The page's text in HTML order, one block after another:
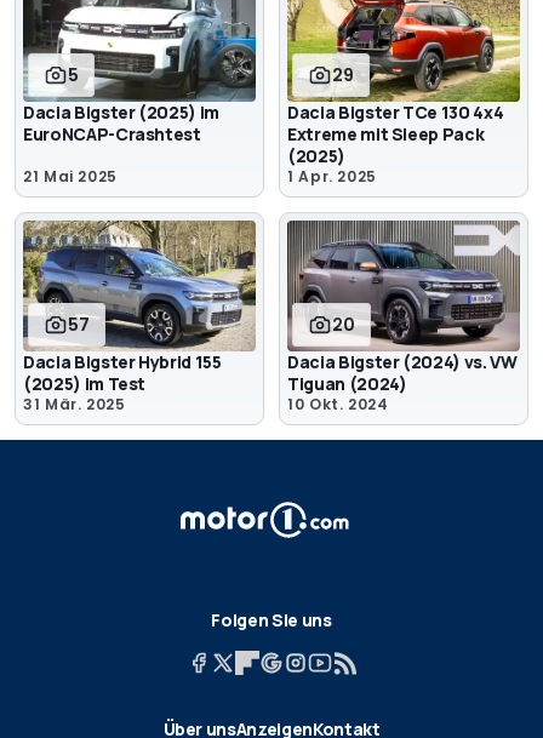
5
Dacia Bigster (2025) im
EuroNCAP-Crashtest
21 Mai 2025
29
Dacia Bigster TCe 130 4x4
Extreme mit Sleep Pack
(2025)
1 Apr. 2025
57
Dacia Bigster Hybrid 155
(2025) im Test
31 Mär. 2025
20
Dacia Bigster (2024) vs. VW
Tiguan (2024)
10 Okt. 2024
Folgen Sie uns
Über unsAnzeigenKontakt